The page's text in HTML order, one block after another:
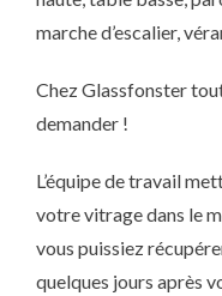
marche d’escalier,
Chez Glassfonster
demander !
L’équipe de travail
votre vitrage dans le
vous puissiez
quelques jours après